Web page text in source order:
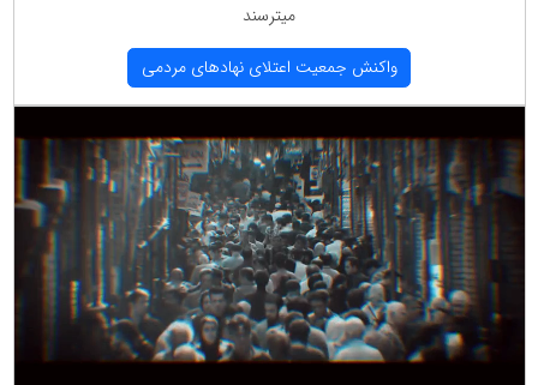
میترسند
واكنش جمعیت اعتلای نهادهای مردمی